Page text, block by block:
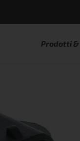
Prodotti